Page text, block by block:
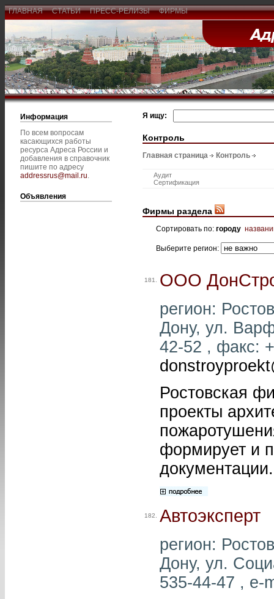
ГЛАВНАЯ СТАТЬИ ПРЕСС-РЕЛИЗЫ ФИРМЫ
Информация
По всем вопросам
касающихся работы
ресурса Адреса России и
добавления в справочник
пишите по адресу
addressrus@mail.ru.
Объявления
Я ищу:
Контроль
Главная страница Контроль
Аудит
Сертификация
Фирмы раздела
Сортировать по: городу
Выберите регион:
181. ООО
регион:
Дону, ул.
42-52 , факс:
Ростовская
проекты
формирует и
документации.
182. Автоэксперт
регион:
Дону, ул.
535-44-47 , e-